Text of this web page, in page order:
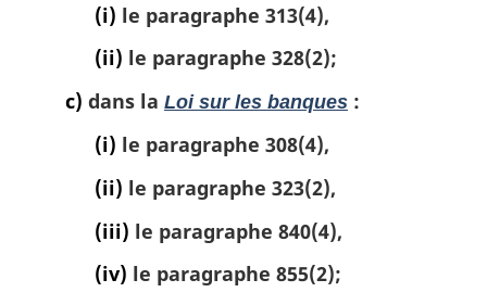
(i) le paragraphe 313(4),
(ii) le paragraphe 328(2);
c) dans la Loi sur les banques :
(i) le paragraphe 308(4),
(ii) le paragraphe 323(2),
(iii) le paragraphe 840(4),
(iv) le paragraphe 855(2);